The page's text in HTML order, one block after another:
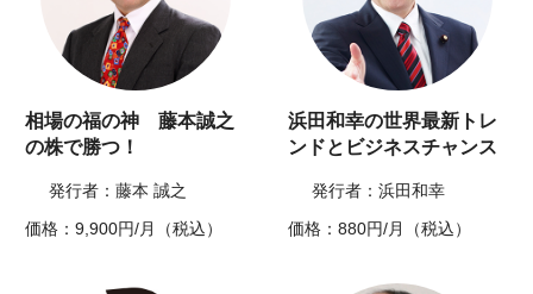
相場の福の神 藤本誠之
の株で勝つ！
発行者：藤本 誠之
価格：9,900円/月（税込）
浜田和幸の世界最新トレ
ンドとビジネスチャンス
発行者：浜田和幸
価格：880円/月（税込）